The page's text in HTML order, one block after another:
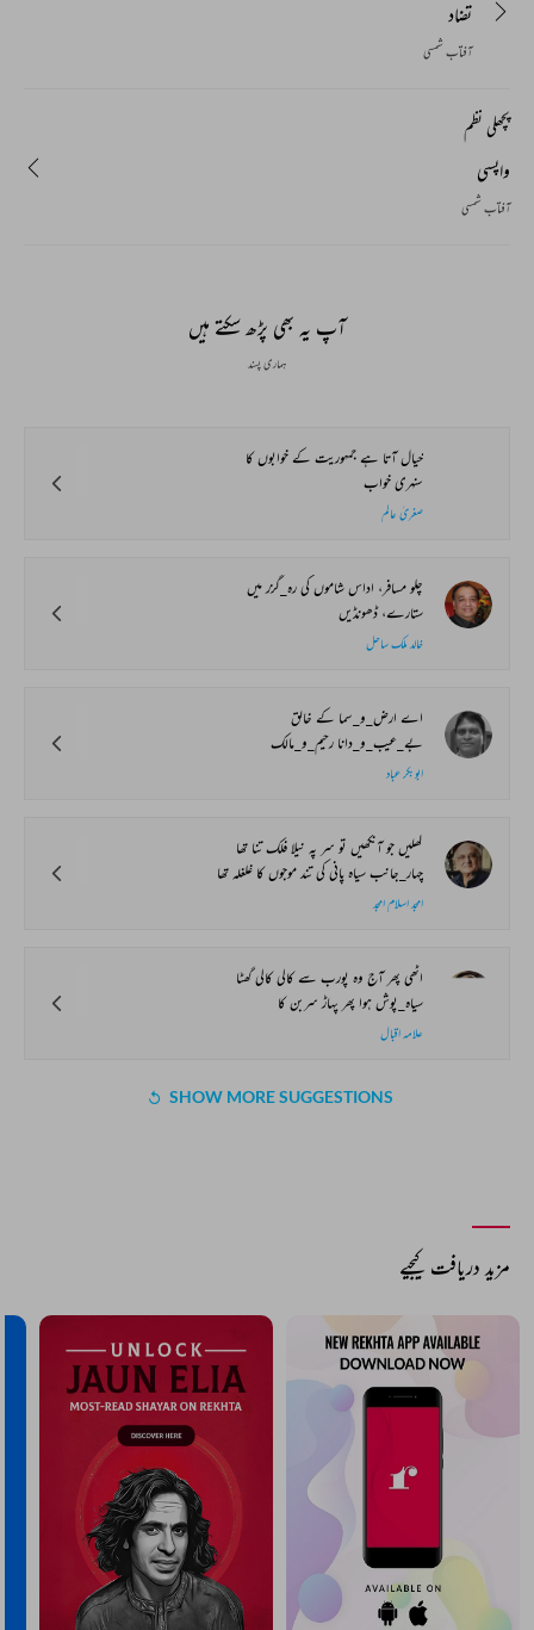
تضاد
آفتاب شمسی
پچھلی نظم
واپسی
آفتاب شمسی
آپ یہ بھی پڑھ سکتے ہیں
ہماری پسند
خیال آتا ہے جمہوریت کے خوابوں کا
سنہری خواب
صغریٰ عالم
چلو مسافر، اداس شاموں کی رہ_گزر میں
ستارے، ڈھونڈیں
خالد ملک ساحل
اے ارض_و_سما کے خالق
بے_عیب_و_دانا رحیم_و_مالک
ابوبکر عباد
کھلیں جو آنکھیں تو سر پہ نیلا فلک تنا تھا
چہار_جانب سیاہ پانی کی تند موجوں کا غلغلہ تھا
امجد اسلام امجد
اٹھی پھر آج وہ پورب سے کالی کالی گھٹا
سیاہ_پوش ہوا پھر پہاڑ سربن کا
علامہ اقبال
SHOW MORE SUGGESTIONS
مزید دریافت کیجیے